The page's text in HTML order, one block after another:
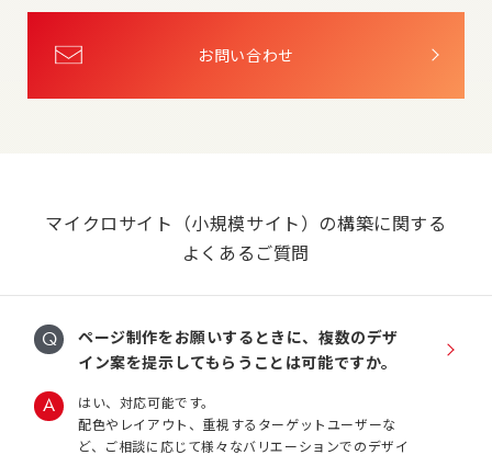
お問い合わせ
マイクロサイト（小規模サイト）の構築に関する
よくあるご質問
ページ制作をお願いするときに、複数のデザ
イン案を提示してもらうことは可能ですか。
はい、対応可能です。
配色やレイアウト、重視するターゲットユーザーな
ど、ご相談に応じて様々なバリエーションでのデザイ